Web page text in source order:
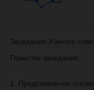
Заседание Ученого
Повестка заседания:
1. Представление